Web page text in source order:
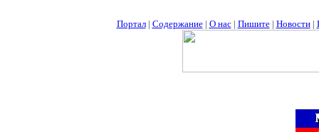
Портал| Содержание| О нас| Пишите| Новости|